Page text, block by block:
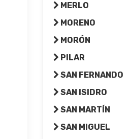
MERLO
MORENO
MORÓN
PILAR
SAN FERNANDO
SAN ISIDRO
SAN MARTÍN
SAN MIGUEL